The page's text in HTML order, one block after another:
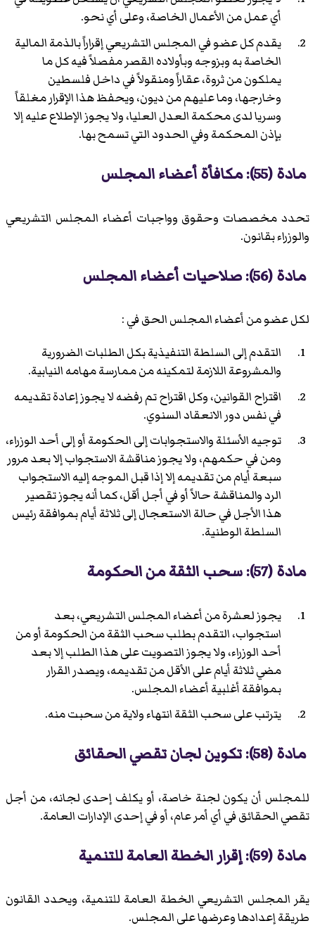
أي عمل من الأعمال الخاصة، وعلى أي نحو.
يقدم كل عضو في المجلس التشريعي إقراراً بالذمة المالية
الخاصة به وبزوجه وبأولاده القصر مفصلاً فيه كل ما
يملكون من ثروة، عقاراً ومنقولاً في داخل فلسطين
وخارجها، وما عليهم من ديون، ويحفظ هذا الإقرار مغلقاً
وسريا لدى محكمة العدل العليا، ولا يجوز الإطلاع عليه إلا
بإذن المحكمة وفي الحدود التي تسمح بها.
مادة (55): مكافأة أعضاء المجلس
تحدد مخصصات وحقوق وواجبات أعضاء المجلس التشريعي
والوزراء بقانون.
مادة (56): صلاحيات أعضاء المجلس
لكل عضو من أعضاء المجلس الحق في :
التقدم إلى السلطة التنفيذية بكل الطلبات الضرورية
والمشروعة اللازمة لتمكينه من ممارسة مهامه النيابية.
اقتراح القوانين، وكل اقتراح تم رفضه لا يجوز إعادة تقديمه
في نفس دور الانعقاد السنوي.
توجيه الأسئلة والاستجوابات إلى الحكومة أو إلى أحد الوزراء،
ومن في حكمهم، ولا يجوز مناقشة الاستجواب إلا بعد مرور
سبعة أيام من تقديمه إلا إذا قبل الموجه إليه الاستجواب
الرد والمناقشة حالاً أو في أجل أقل، كما أنه يجوز تقصير
هذا الأجل في حالة الاستعجال إلى ثلاثة أيام بموافقة رئيس
السلطة الوطنية.
مادة (57): سحب الثقة من الحكومة
يجوز لعشرة من أعضاء المجلس التشريعي، بعد
استجواب، التقدم بطلب سحب الثقة من الحكومة أو من
أحد الوزراء، ولا يجوز التصويت على هذا الطلب إلا بعد
مضي ثلاثة أيام على الأقل من تقديمه، ويصدر القرار
بموافقة أغلبية أعضاء المجلس.
يترتب على سحب الثقة انتهاء ولاية من سحبت منه.
مادة (58): تكوين لجان تقصي الحقائق
للمجلس أن يكون لجنة خاصة، أو يكلف إحدى لجانه، من أجل
تقصي الحقائق في أي أمر عام، أو في إحدى الإدارات العامة.
مادة (59): إقرار الخطة العامة للتنمية
يقر المجلس التشريعي الخطة العامة للتنمية، ويحدد القانون
طريقة إعدادها وعرضها على المجلس.